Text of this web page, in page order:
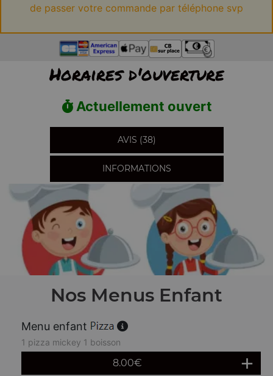
de passer votre commande par téléphone svp
Horaires d'ouverture
Actuellement ouvert
AVIS (38)
INFORMATIONS
Nos Menus Enfant
Menu enfant
1 pizza mickey 1 boisson
8.00€